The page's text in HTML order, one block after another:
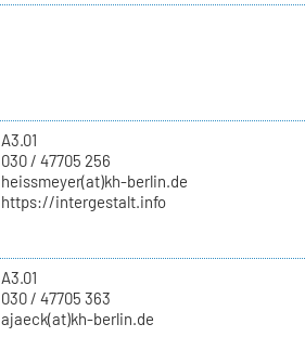
A3.01
030 / 47705 256
heissmeyer(at)kh-berlin.de
https://intergestalt.info
A3.01
030 / 47705 363
ajaeck(at)kh-berlin.de